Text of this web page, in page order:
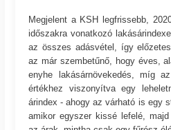
Megjelent a KSH legfrissebb,
időszakra vonatkozó
az összes adásvétel, így
az már szembetűnő, hogy éves,
enyhe lakásárnövekedés, míg
értékhez viszonyítva egy
árindex - ahogy az várható is egy
amikor egyszer kissé lefelé,